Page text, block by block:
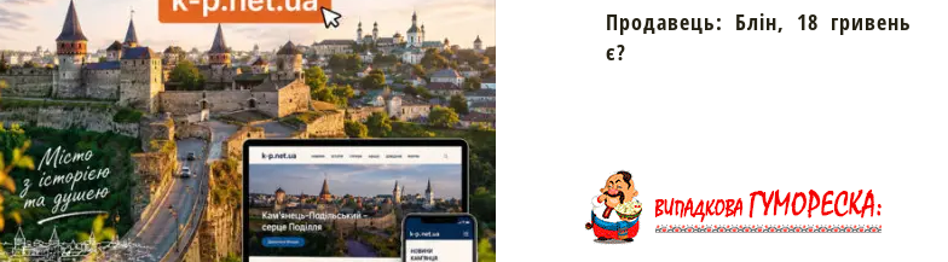
Продавець: Блін, 18 гривень
є?